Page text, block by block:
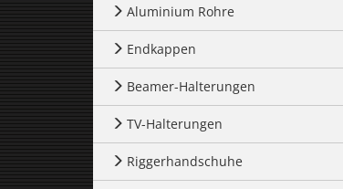
Aluminium Rohre
Endkappen
Beamer-Halterungen
TV-Halterungen
Riggerhandschuhe